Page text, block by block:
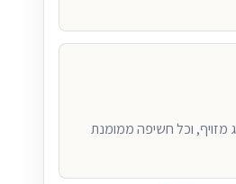
מזויף, וכל חשיפה ממומנת